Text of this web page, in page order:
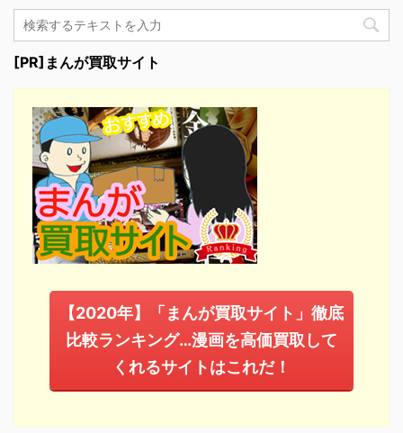
[PR]まんが買取サイト
【2020年】「まんが買取サイト」徹底
比較ランキング…漫画を高価買取して
くれるサイトはこれだ！